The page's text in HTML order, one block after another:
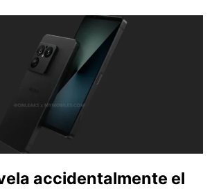
accidentalmente el